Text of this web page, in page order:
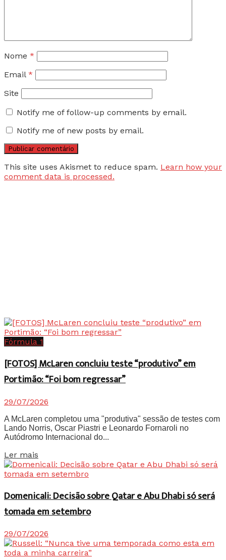
Nome *
Email *
Site
Notify me of follow-up comments by email.
Notify me of new posts by email.
This site uses Akismet to reduce spam. Learn how your
comment data is processed.
Fórmula 1
[FOTOS] McLaren concluiu teste “produtivo” em
Portimão: “Foi bom regressar”
29/07/2026
A McLaren completou uma "produtiva" sessão de testes com
Lando Norris, Oscar Piastri e Leonardo Fornaroli no
Autódromo Internacional do...
Ler mais
Domenicali: Decisão sobre Qatar e Abu Dhabi só será
tomada em setembro
29/07/2026